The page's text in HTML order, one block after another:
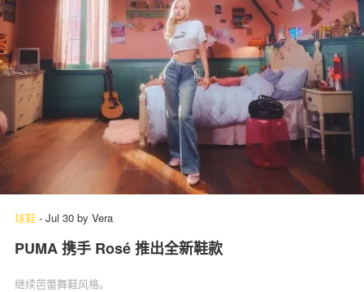
球鞋 - Jul 30 by Vera
PUMA 携手 Rosé 推出全新鞋款
继续芭蕾舞鞋风格。